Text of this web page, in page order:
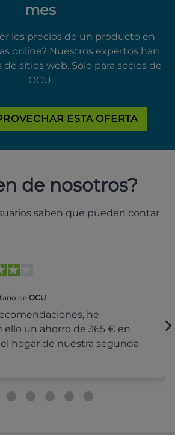
mes
los precios de un producto en
online? Nuestros expertos han
sitios web. Solo para socios de
OCU.
ESTA OFERTA
de nosotros?
saben que pueden contar
de OCU
he
ello un ahorro de 365 € en
hogar de nuestra segunda